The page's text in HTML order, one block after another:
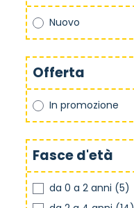
Nuovo
Offerta
In promozione
Fasce d'età
da 0 a 2 anni (5)